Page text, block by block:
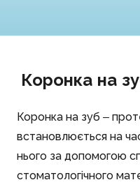
Коронка на
Коронка на зуб –
встановлюється на
нього за допомогою
стоматологічного